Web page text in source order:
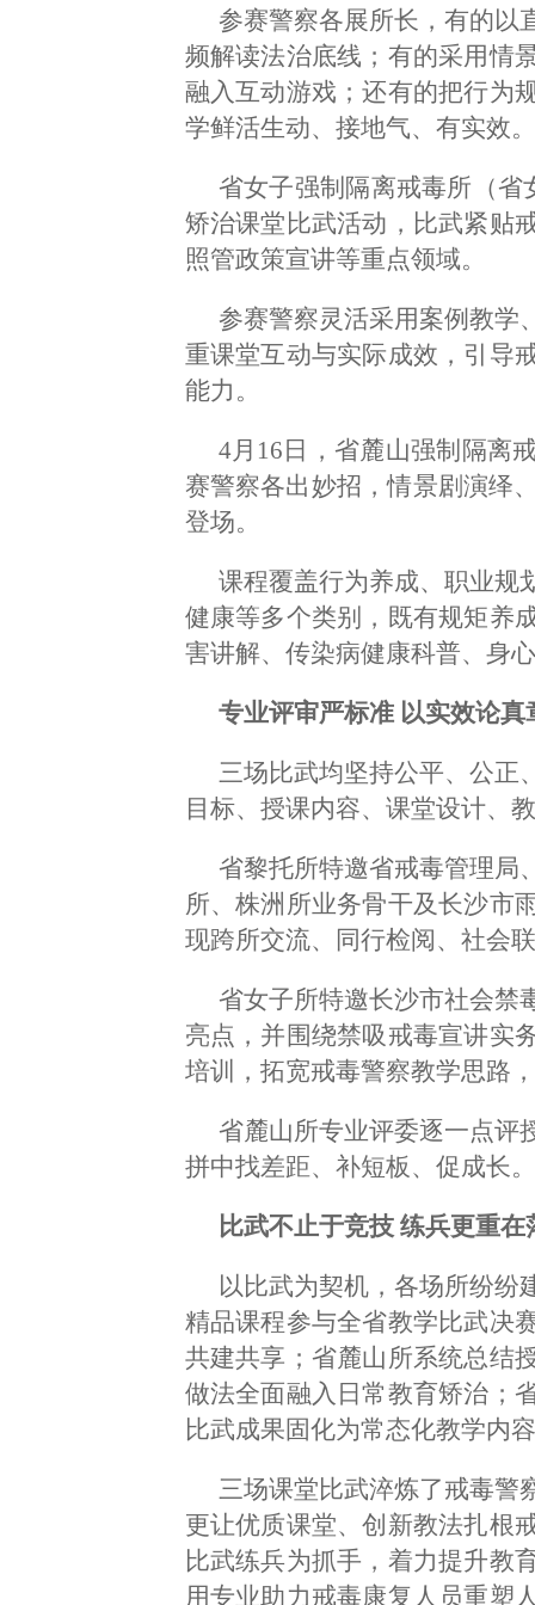
参赛警察各展所长，有的以
频解读法治底线；有的采用情
融入互动游戏；还有的把行为
学鲜活生动、接地气、有实效。
省女子强制隔离戒毒所（
矫治课堂比武活动，比武紧贴
照管政策宣讲等重点领域。
参赛警察灵活采用案例教学
重课堂互动与实际成效，引导
能力。
4月16日，省麓山强制隔离
赛警察各出妙招，情景剧演绎
登场。
课程覆盖行为养成、职业规
健康等多个类别，既有规矩养
害讲解、传染病健康科普、身
专业评审严标准 以实效论真
三场比武均坚持公平、公正
目标、授课内容、课堂设计、
省黎托所特邀省戒毒管理局
所、株洲所业务骨干及长沙市
现跨所交流、同行检阅、社会
省女子所特邀长沙市社会禁
亮点，并围绕禁吸戒毒宣讲实
培训，拓宽戒毒警察教学思路
省麓山所专业评委逐一点评
拼中找差距、补短板、促成长。
比武不止于竞技 练兵更重在
以比武为契机，各场所纷纷
精品课程参与全省教学比武决
共建共享；省麓山所系统总结
做法全面融入日常教育矫治；
比武成果固化为常态化教学内
三场课堂比武淬炼了戒毒警
更让优质课堂、创新教法扎根
比武练兵为抓手，着力提升教
用专业助力戒毒康复人员重塑